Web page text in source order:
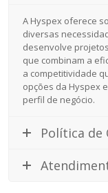
A Hyspex oferece
diversas
desenvolve
que combinam a
a competitividade
opções da Hyspex
perfil de negócio.
Política de